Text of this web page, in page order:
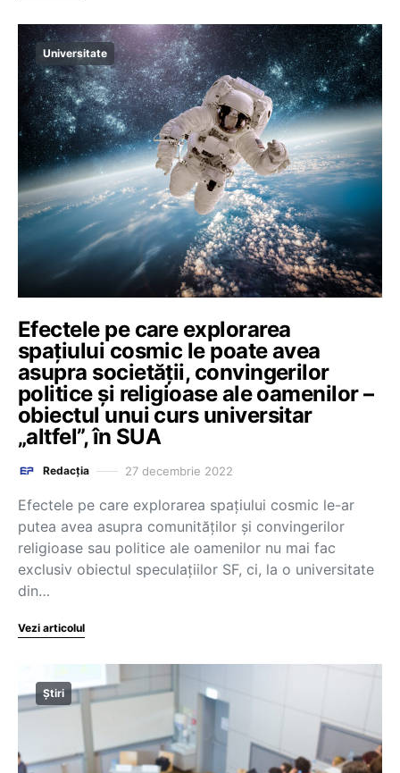
Universitate
Efectele pe care explorarea
spațiului cosmic le poate avea
asupra societății, convingerilor
politice și religioase ale oamenilor –
obiectul unui curs universitar
„altfel”, în SUA
Redacția 27 decembrie 2022
Efectele pe care explorarea spațiului cosmic le-ar
putea avea asupra comunităților și convingerilor
religioase sau politice ale oamenilor nu mai fac
exclusiv obiectul speculațiilor SF, ci, la o universitate
din…
Vezi articolul
Știri